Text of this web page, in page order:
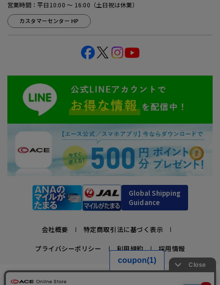
営業時間：平日10:00 ～ 16:00（土日祝は休業）
カスタマーセンター HP
Global Shipping
Guidance
会社概要 特定商取引法に基づく表示
プライバシーポリシー 利用規約 採用情報
かばんの総合メーカー、エース公式サイト